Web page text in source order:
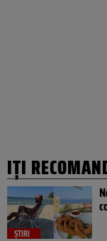
IȚI
ȘTIRI